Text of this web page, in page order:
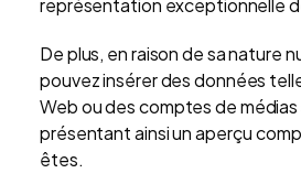
représentation exceptionnelle
De plus, en raison de sa nature
pouvez insérer des données
Web ou des comptes de médias
présentant ainsi un aperçu
êtes.